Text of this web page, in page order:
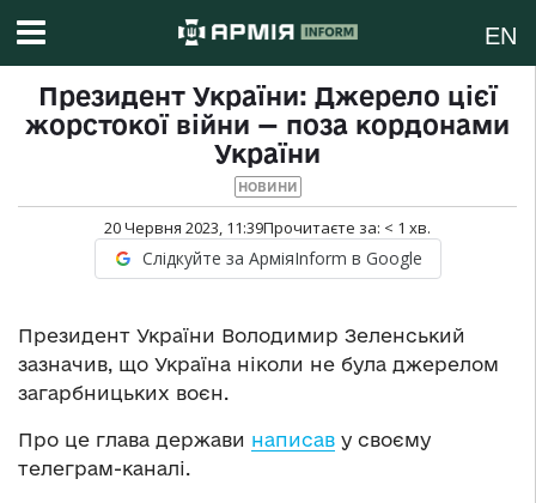
EN
Президент України: Джерело цієї
жорстокої війни — поза кордонами
України
НОВИНИ
20 Червня 2023, 11:39Прочитаєте за: < 1 хв.
Слідкуйте за АрміяInform в Google
Президент України Володимир Зеленський
зазначив, що Україна ніколи не була джерелом
загарбницьких воєн.
Про це глава держави написав у своєму
телеграм-каналі.